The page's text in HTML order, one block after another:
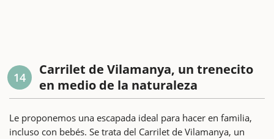
14
Carrilet de Vilamanya, un trenecito
en medio de la naturaleza
Le proponemos una escapada ideal para hacer en familia,
incluso con bebés. Se trata del Carrilet de Vilamanya, un